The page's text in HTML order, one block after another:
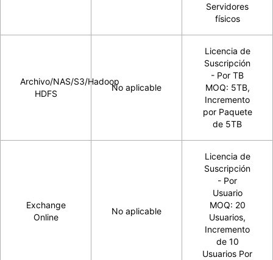
Servidores
físicos
Archivo/NAS/S3/Hadoop
HDFS
No aplicable
Licencia de
Suscripción
- Por TB
MOQ: 5TB,
Incremento
por Paquete
de 5TB
Exchange
Online
No aplicable
Licencia de
Suscripción
- Por
Usuario
MOQ: 20
Usuarios,
Incremento
de 10
Usuarios Por